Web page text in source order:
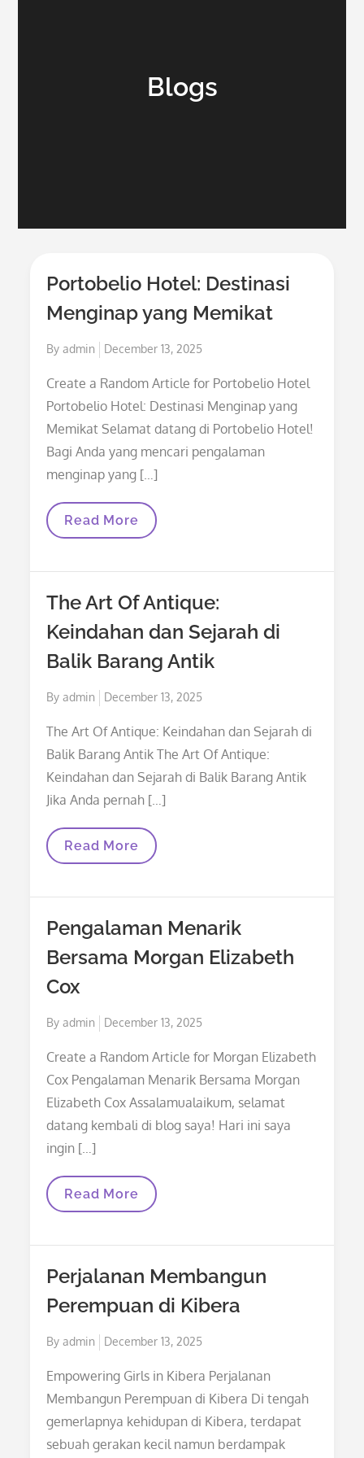
Blogs
Portobelio Hotel: Destinasi
Menginap yang Memikat
Byadmin
Posted
December 13, 2025
Create a Random Article for Portobelio Hotel
Portobelio Hotel: Destinasi Menginap yang
Memikat Selamat datang di Portobelio Hotel!
Bagi Anda yang mencari pengalaman
menginap yang […]
Portobelio
Hotel:
Yang
Read More
The Art Of Antique:
Keindahan dan Sejarah di
Balik Barang Antik
Byadmin
Posted
December 13, 2025
The Art Of Antique: Keindahan dan Sejarah di
Balik Barang Antik The Art Of Antique:
Keindahan dan Sejarah di Balik Barang Antik
Jika Anda pernah […]
The
Art
Keindahan
Sejarah
Balik
Barang
Antik
Read More
Pengalaman Menarik
Bersama Morgan Elizabeth
Cox
Byadmin
Posted
December 13, 2025
Create a Random Article for Morgan Elizabeth
Cox Pengalaman Menarik Bersama Morgan
Elizabeth Cox Assalamualaikum, selamat
datang kembali di blog saya! Hari ini saya
ingin […]
Pengalaman
Menarik
Elizabeth
Read More
Perjalanan Membangun
Perempuan di Kibera
Byadmin
Posted
December 13, 2025
Empowering Girls in Kibera Perjalanan
Membangun Perempuan di Kibera Di tengah
gemerlapnya kehidupan di Kibera, terdapat
sebuah gerakan kecil namun berdampak